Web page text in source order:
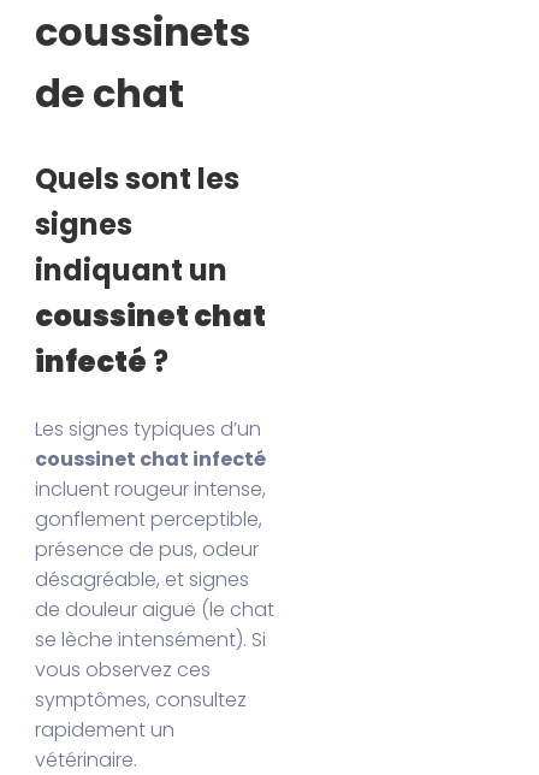
coussinets
de chat
Quels sont les
signes
indiquant un
coussinet chat
infecté ?
Les signes typiques d’un
coussinet chat infecté
incluent rougeur intense,
gonflement perceptible,
présence de pus, odeur
désagréable, et signes
de douleur aiguë (le chat
se lèche intensément). Si
vous observez ces
symptômes, consultez
rapidement un
vétérinaire.